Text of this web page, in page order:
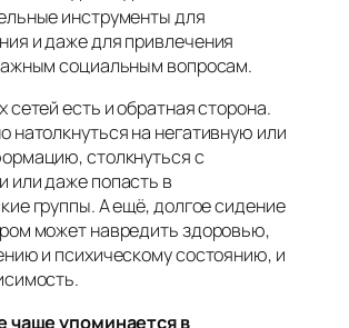
инструменты для
и даже для привлечения
социальным вопросам.
сетей есть и обратная сторона.
натолкнуться на негативную или
столкнуться с
или даже попасть в
группы. А ещё, долгое сидение
может навредить здоровью,
и психическому состоянию, и
чаще упоминается в